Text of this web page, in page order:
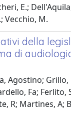
E.;
Vecchio, M.
della
di
Agostino; Grillo,
Fa; Ferlito,
R; Martines, A;